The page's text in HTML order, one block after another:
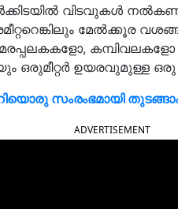
വിടവുകള്‍
മേല്‍ക്കൂര
ഒരുമീറ്റര്‍ ഉയരവുമുള്ള
സംരംഭമായി
ADVERTISEMENT